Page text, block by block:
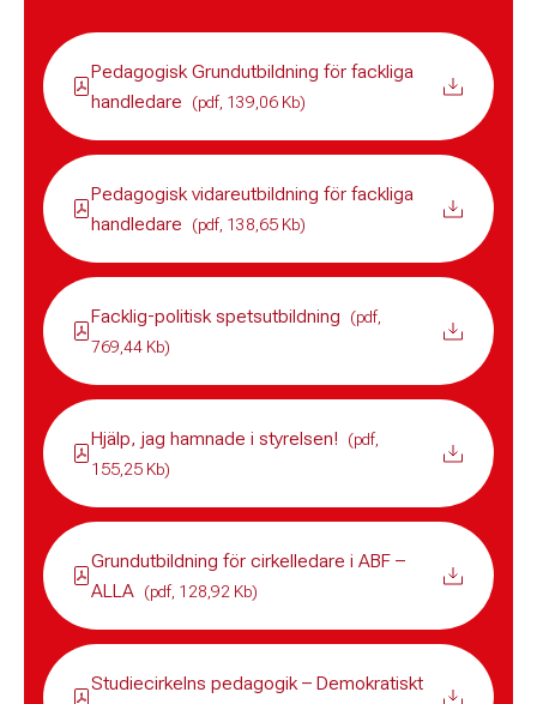
Pedagogisk Grundutbildning för fackliga
handledare
(pdf, 139,06 Kb)
Pedagogisk vidareutbildning för fackliga
handledare
(pdf, 138,65 Kb)
Facklig-politisk spetsutbildning
(pdf,
769,44 Kb)
Hjälp, jag hamnade i styrelsen!
(pdf,
155,25 Kb)
Grundutbildning för cirkelledare i ABF –
ALLA (pdf, 128,92 Kb)
Studiecirkelns pedagogik – Demokratiskt